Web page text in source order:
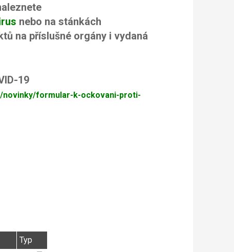
nebo na stánkách
na příslušné orgány i vydaná
proti COVID-19
formular-k-ockovani-proti-
Typ